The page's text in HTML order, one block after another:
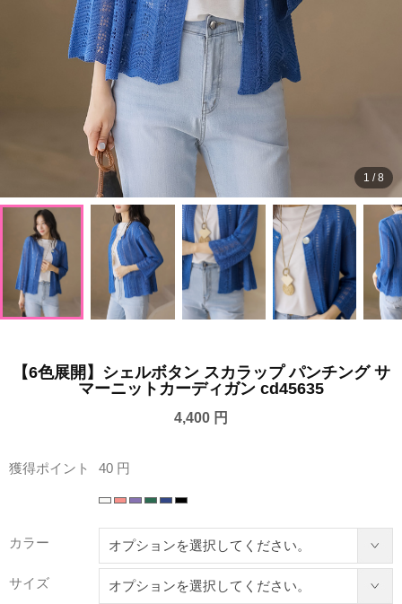
1 /8
【6色展開】シェルボタン スカラップ パンチング サ
マーニットカーディガン cd45635
4,400 円
獲得ポイント 40 円
カラー
サイズ